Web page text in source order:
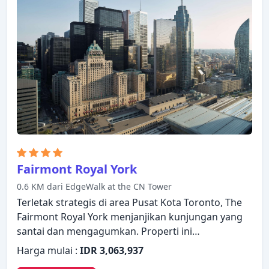
Fairmont Royal York
0.6 KM dari EdgeWalk at the CN Tower
Terletak strategis di area Pusat Kota Toronto, The
Fairmont Royal York menjanjikan kunjungan yang
santai dan mengagumkan. Properti ini
menawarkan berbagai fasilitas untuk memastikan
Anda mendapatkan pengalaman yang luar biasa.
Harga mulai : IDR 3,063,937